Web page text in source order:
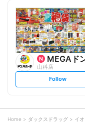
l
o
w
MEGAドン・キホ
山科店
s
t
o
w
Follow
Home ダックスドラッグ イ